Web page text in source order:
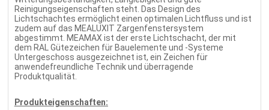
Reinigungseigenschaften steht. Das Design des
Lichtschachtes ermöglicht einen optimalen Lichtfluss und ist
zudem auf das MEALUXIT Zargenfenstersystem
abgestimmt. MEAMAX ist der erste Lichtschacht, der mit
dem RAL Gütezeichen für Bauelemente und -Systeme
Untergeschoss ausgezeichnet ist, ein Zeichen für
anwendefreundliche Technik und überragende
Produktqualität.
Produkteigenschaften: